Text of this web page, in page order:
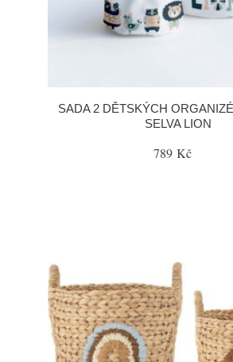
SADA 2 DĚTSKÝCH
SELVA LION
789 Kč